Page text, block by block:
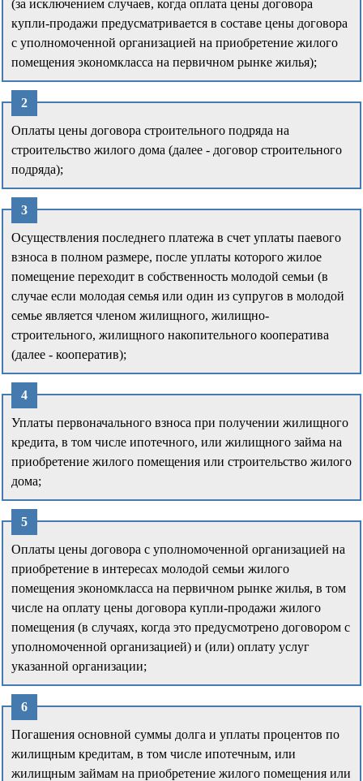
(за исключением случаев, когда оплата цены договора
купли-продажи предусматривается в составе цены договора
с уполномоченной организацией на приобретение жилого
помещения экономкласса на первичном рынке жилья);
Оплаты цены договора строительного подряда на
строительство жилого дома (далее - договор строительного
подряда);
Осуществления последнего платежа в счет уплаты паевого
взноса в полном размере, после уплаты которого жилое
помещение переходит в собственность молодой семьи (в
случае если молодая семья или один из супругов в молодой
семье является членом жилищного, жилищно-
строительного, жилищного накопительного кооператива
(далее - кооператив);
Уплаты первоначального взноса при получении жилищного
кредита, в том числе ипотечного, или жилищного займа на
приобретение жилого помещения или строительство жилого
дома;
Оплаты цены договора с уполномоченной организацией на
приобретение в интересах молодой семьи жилого
помещения экономкласса на первичном рынке жилья, в том
числе на оплату цены договора купли-продажи жилого
помещения (в случаях, когда это предусмотрено договором с
уполномоченной организацией) и (или) оплату услуг
указанной организации;
Погашения основной суммы долга и уплаты процентов по
жилищным кредитам, в том числе ипотечным, или
жилищным займам на приобретение жилого помещения или